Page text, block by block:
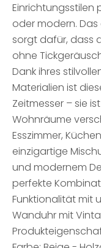
Einrichtungsstilen
oder modern.
sorgt dafür, dass
ohne
Dank ihres
Materialien ist
Zeitmesser – sie
Wohnräume
Esszimmer,
einzigartige
und modernem
perfekte
Funktionalität mit
Wanduhr mit